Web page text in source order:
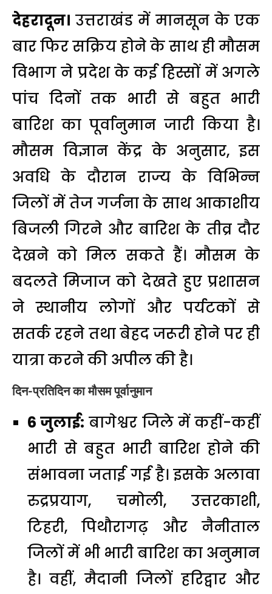
देहरादून। उत्तराखंड में मानसून के एक
बार फिर सक्रिय होने के साथ ही मौसम
विभाग ने प्रदेश के कई हिस्सों में अगले
पांच दिनों तक भारी से बहुत भारी
बारिश का पूर्वानुमान जारी किया है।
मौसम विज्ञान केंद्र के अनुसार, इस
अवधि के दौरान राज्य के विभिन्न
जिलों में तेज गर्जना के साथ आकाशीय
बिजली गिरने और बारिश के तीव्र दौर
देखने को मिल सकते हैं। मौसम के
बदलते मिजाज को देखते हुए प्रशासन
ने स्थानीय लोगों और पर्यटकों से
सतर्क रहने तथा बेहद जरूरी होने पर ही
यात्रा करने की अपील की है।
दिन-प्रतिदिन का मौसम पूर्वानुमान
6 जुलाई: बागेश्वर जिले में कहीं-कहीं
भारी से बहुत भारी बारिश होने की
संभावना जताई गई है। इसके अलावा
रुद्रप्रयाग, चमोली, उत्तरकाशी,
टिहरी, पिथौरागढ़ और नैनीताल
जिलों में भी भारी बारिश का अनुमान
है। वहीं, मैदानी जिलों हरिद्वार और